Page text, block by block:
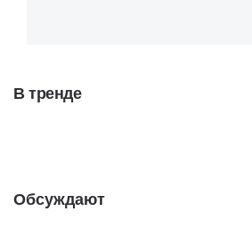
В тренде
Обсуждают